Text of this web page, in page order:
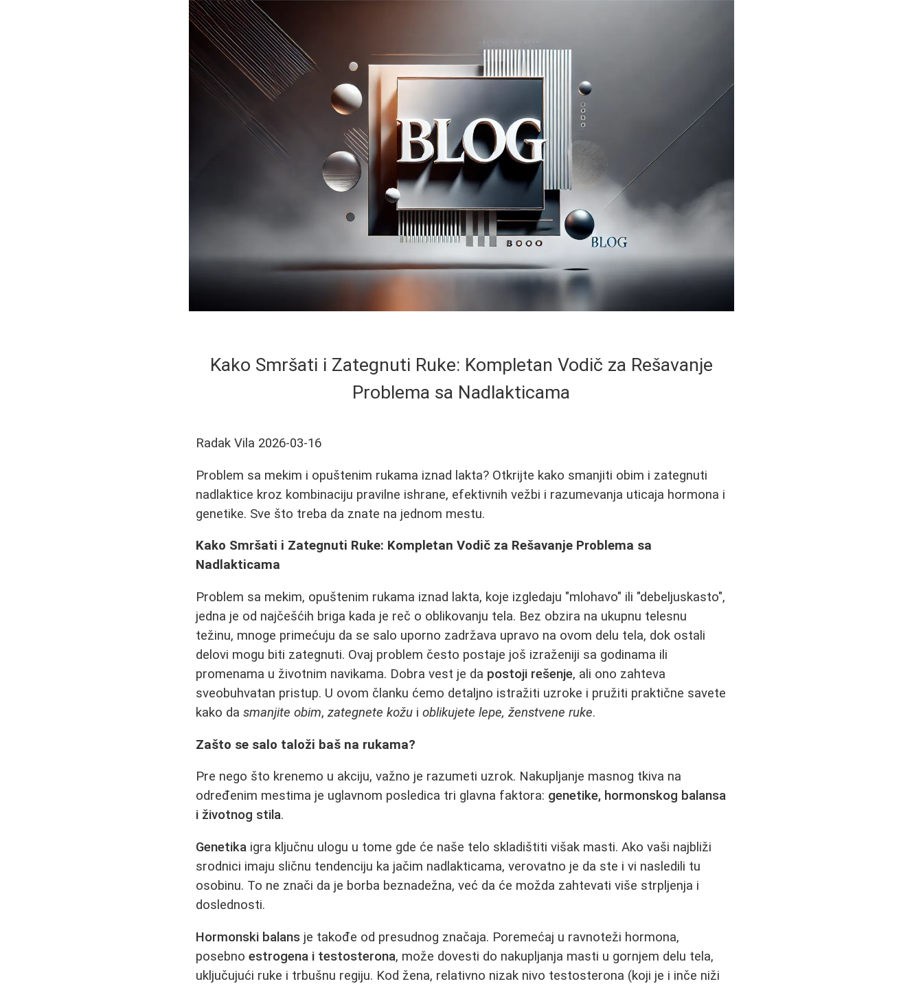
Kako Smršati i Zategnuti Ruke: Kompletan Vodič za Rešavanje
Problema sa Nadlakticama
Radak Vila 2026-03-16
Problem sa mekim i opuštenim rukama iznad lakta? Otkrijte kako smanjiti obim i zategnuti
nadlaktice kroz kombinaciju pravilne ishrane, efektivnih vežbi i razumevanja uticaja hormona i
genetike. Sve što treba da znate na jednom mestu.
Kako Smršati i Zategnuti Ruke: Kompletan Vodič za Rešavanje Problema sa
Nadlakticama
Problem sa mekim, opuštenim rukama iznad lakta, koje izgledaju "mlohavo" ili "debeljuskasto",
jedna je od najčešćih briga kada je reč o oblikovanju tela. Bez obzira na ukupnu telesnu
težinu, mnoge primećuju da se salo uporno zadržava upravo na ovom delu tela, dok ostali
delovi mogu biti zategnuti. Ovaj problem često postaje još izraženiji sa godinama ili
promenama u životnim navikama. Dobra vest je da postoji rešenje, ali ono zahteva
sveobuhvatan pristup. U ovom članku ćemo detaljno istražiti uzroke i pružiti praktične savete
kako dasmanjite obim,zategnete kožu ioblikujete lepe, ženstvene ruke.
Zašto se salo taloži baš na rukama?
Pre nego što krenemo u akciju, važno je razumeti uzrok. Nakupljanje masnog tkiva na
određenim mestima je uglavnom posledica tri glavna faktora: genetike, hormonskog balansa
i životnog stila.
Genetika igra ključnu ulogu u tome gde će naše telo skladištiti višak masti. Ako vaši najbliži
srodnici imaju sličnu tendenciju ka jačim nadlakticama, verovatno je da ste i vi nasledili tu
osobinu. To ne znači da je borba beznadežna, već da će možda zahtevati više strpljenja i
doslednosti.
Hormonski balans je takođe od presudnog značaja. Poremećaj u ravnoteži hormona,
posebnoestrogena i testosterona, može dovesti do nakupljanja masti u gornjem delu tela,
uključujući ruke i trbušnu regiju. Kod žena, relativno nizak nivo testosterona (koji je i inče niži